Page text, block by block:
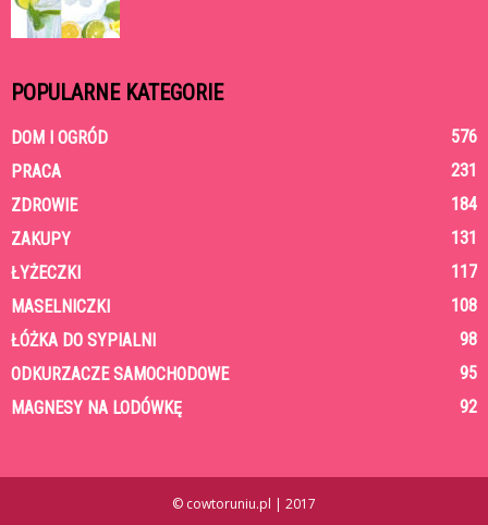
POPULARNE KATEGORIE
DOM I OGRÓD
576
PRACA
231
ZDROWIE
184
ZAKUPY
131
ŁYŻECZKI
117
MASELNICZKI
108
ŁÓŻKA DO SYPIALNI
98
ODKURZACZE SAMOCHODOWE
95
MAGNESY NA LODÓWKĘ
92
© cowtoruniu.pl | 2017